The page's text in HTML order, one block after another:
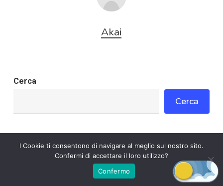
Akai
Cerca
Cerca
Fumetti hentai
I Cookie ti consentono di navigare al meglio sul nostro sito.
Confermi di accettare il loro utilizzo?
Confermo